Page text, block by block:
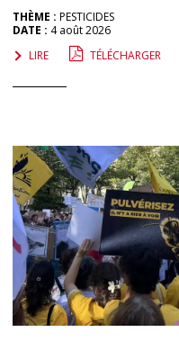
THÈME : PESTICIDES
DATE : 4 août 2026
LIRE
TÉLÉCHARGER